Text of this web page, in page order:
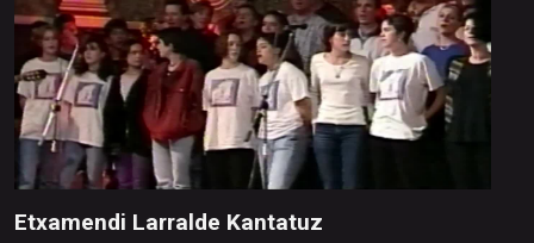
Etxamendi Larralde Kantatuz